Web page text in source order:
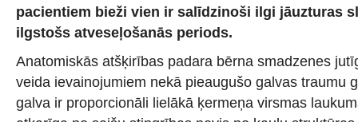
pacientiem bieži vien ir salīdzinoši ilgi jāuzturas
ilgstošs atveseļošanās periods.
Anatomiskās atšķirības padara bērna smadzenes
veida ievainojumiem nekā pieaugušo galvas traumu
galva ir proporcionāli lielākā ķermeņa virsmas